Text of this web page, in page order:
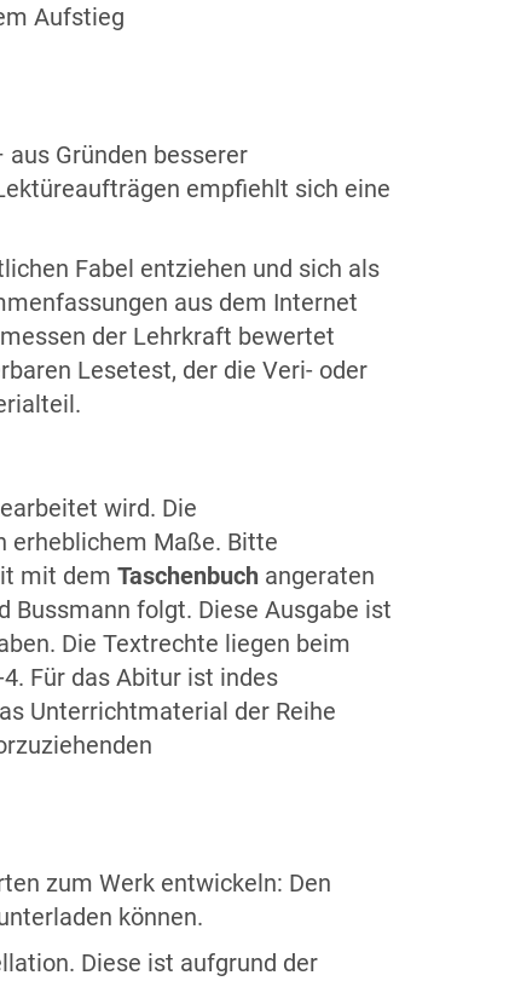
Aufstieg
Gründen besserer
empfiehlt sich eine
Fabel entziehen und sich als
aus dem Internet
der Lehrkraft bewertet
Lesetest, der die Veri- oder
wird. Die
erheblichem Maße. Bitte
mit dem Taschenbuch angeraten
Bussmann folgt. Diese Ausgabe ist
Die Textrechte liegen beim
Für das Abitur ist indes
Unterrichtmaterial der Reihe
zum Werk entwickeln: Den
können.
Diese ist aufgrund der